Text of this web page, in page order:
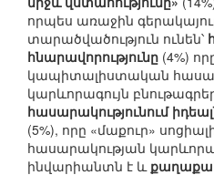
որպես առաջին
տարածվածություն ունեն՝
հնարավորությունը (4%)
կապիտալիստական
կարևորագույն
հասարակությունում
(5%), որը «մաքուր»
հասարակության
ինվարիանտն է և